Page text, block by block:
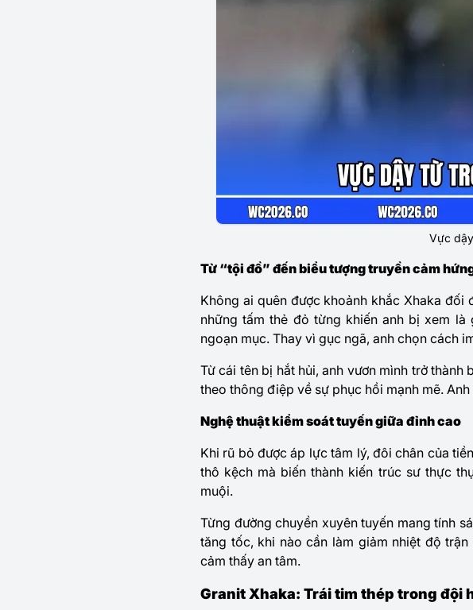
Vực
Từ “tội đồ” đến biểu tượng truyền cảm
Không ai quên được khoảnh khắc Xhaka
những tấm thẻ đỏ từng khiến anh bị xem
ngoạn mục. Thay vì gục ngã, anh chọn cách
Từ cái tên bị hắt hủi, anh vươn mình trở
theo thông điệp về sự phục hồi mạnh mẽ.
Nghệ thuật kiểm soát tuyến giữa đỉnh cao
Khi rũ bỏ được áp lực tâm lý, đôi chân của
thô kệch mà biến thành kiến trúc sư thực
muội.
Từng đường chuyền xuyên tuyến mang tính
tăng tốc, khi nào cần làm giảm nhiệt độ
cảm thấy an tâm.
Granit Xhaka: Trái tim thép trong đội